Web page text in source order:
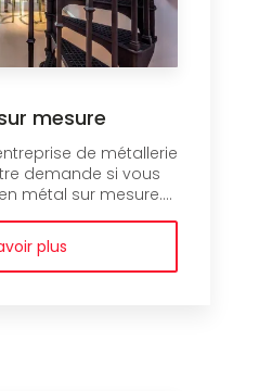
mesure
entreprise de métallerie
demande si vous
métal sur mesure....
plus